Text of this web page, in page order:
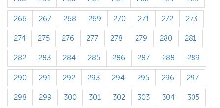
266 267 268 269 270 271 272 273
274 275 276 277 278 279 280 281
282 283 284 285 286 287 288 289
290 291 292 293 294 295 296 297
298 299 300 301 302 303 304 305